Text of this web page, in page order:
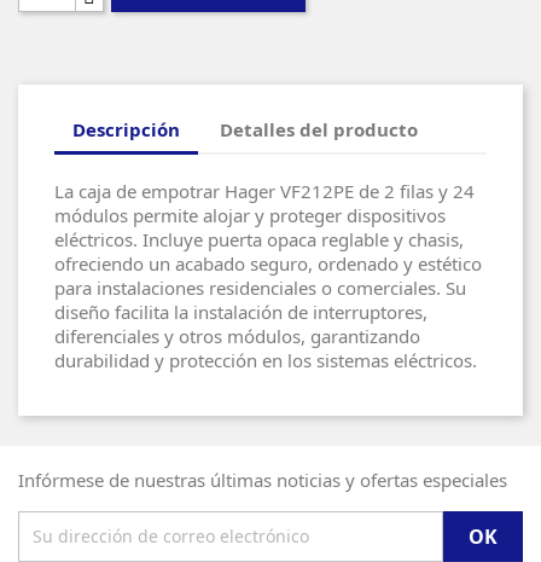
Descripción Detalles del producto
La caja de empotrar Hager VF212PE de 2 filas y 24
módulos permite alojar y proteger dispositivos
eléctricos. Incluye puerta opaca reglable y chasis,
ofreciendo un acabado seguro, ordenado y estético
para instalaciones residenciales o comerciales. Su
diseño facilita la instalación de interruptores,
diferenciales y otros módulos, garantizando
durabilidad y protección en los sistemas eléctricos.
Infórmese de nuestras últimas noticias y ofertas especiales